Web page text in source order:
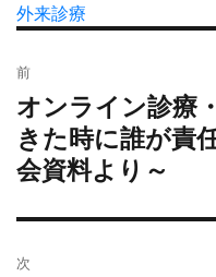
者
稿
ー
外来診療
稿
ナ
ビ
ゲ
シ
ョ
前
過
去
の
投
オンライン診療
きた時に誰が責
会資料より～
次